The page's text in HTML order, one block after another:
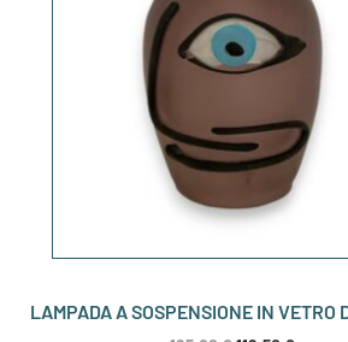
LAMPADA A SOSPENSIONE IN VETRO